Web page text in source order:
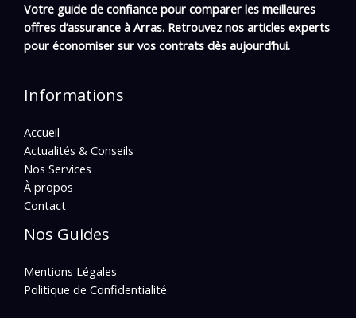
Votre guide de confiance pour comparer les meilleures
offres d’assurance à Arras. Retrouvez nos articles experts
pour économiser sur vos contrats dès aujourd’hui.
Informations
Accueil
Actualités & Conseils
Nos Services
À propos
Contact
Nos Guides
Mentions Légales
Politique de Confidentialité